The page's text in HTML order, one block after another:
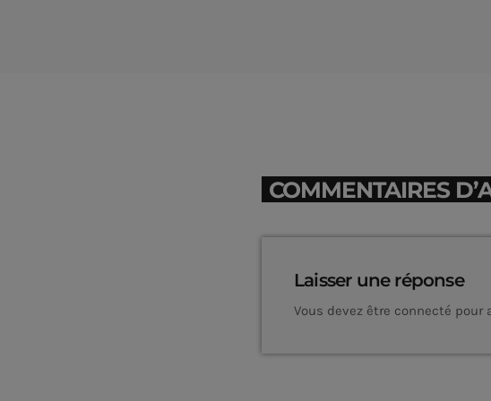
COMMENTAIRES
Laisser une réponse
Vous devez être connecté